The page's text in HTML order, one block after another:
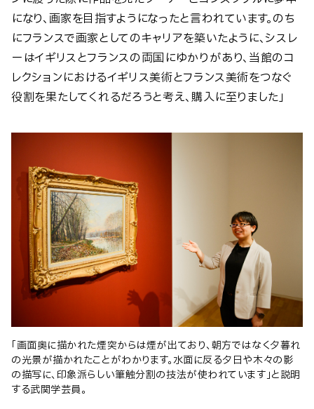
になり、画家を目指すようになったと言われています。のち
にフランスで画家としてのキャリアを築いたように、シスレ
ーはイギリスとフランスの両国にゆかりがあり、当館のコ
レクションにおけるイギリス美術とフランス美術をつなぐ
役割を果たしてくれるだろうと考え、購入に至りました」
「画面奥に描かれた煙突からは煙が出ており、朝方ではなく夕暮れ
の光景が描かれたことがわかります。水面に反る夕日や木々の影
の描写に、印象派らしい筆触分割の技法が使われています」と説明
する武関学芸員。